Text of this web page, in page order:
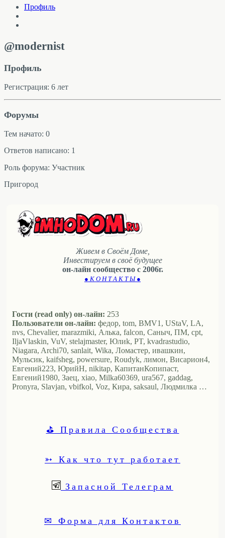
Профиль
@modernist
Профиль
Регистрация: 6 лет
Форумы
Тем начато: 0
Ответов написано: 1
Роль форума: Участник
Пригород
Живем в Своём Доме,
Инвестируем в своё будущее
он-лайн сообщество с 2006г.
● К О Н Т А К Т Ы ●
Гости (read only) он-лайн: 253
Пользователи он-лайн: федор, tom, BMV1, UStaV, LA,
nvs, Chevalier, marazmiki, Алька, falcon, Саныч, ПМ, cpt,
IljaVlaskin, VuV, stelajmaster, Юлиk, PT, kvadrastudio,
Niagara, Archi70, sanlait, Wika, Ломастер, ивашкин,
Мульсик, kaifsheg, powersure, Roudyk, лимон, Висариoн4,
Евгений223, ЮрийН, nikitap, КапитанКопипаст,
Евгений1980, Заец, xiao, Milka60369, ura567, gaddag,
Pronyra, Slavjan, vbifkol, Voz, Кира, saksaul, Людмилка …
⛳ Правила Сообщества
➳ Как что тут работает
Запасной Телеграм
✉ Форма для Контактов